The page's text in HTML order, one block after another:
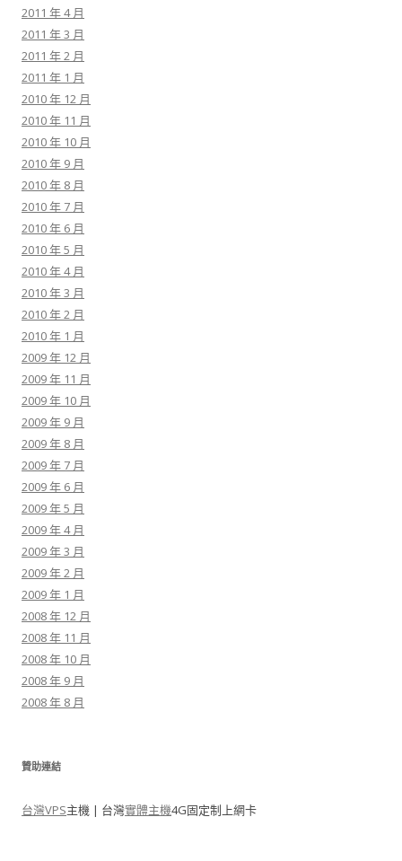
2011 年 4 月
2011 年 3 月
2011 年 2 月
2011 年 1 月
2010 年 12 月
2010 年 11 月
2010 年 10 月
2010 年 9 月
2010 年 8 月
2010 年 7 月
2010 年 6 月
2010 年 5 月
2010 年 4 月
2010 年 3 月
2010 年 2 月
2010 年 1 月
2009 年 12 月
2009 年 11 月
2009 年 10 月
2009 年 9 月
2009 年 8 月
2009 年 7 月
2009 年 6 月
2009 年 5 月
2009 年 4 月
2009 年 3 月
2009 年 2 月
2009 年 1 月
2008 年 12 月
2008 年 11 月
2008 年 10 月
2008 年 9 月
2008 年 8 月
贊助連結
台灣VPS主機 | 台灣實體主機4G固定制上網卡